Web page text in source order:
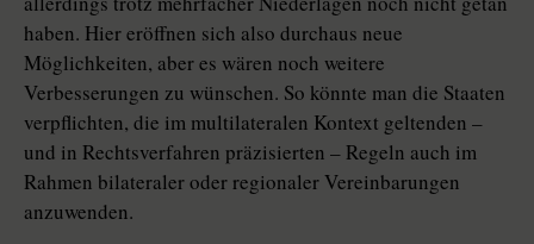
haben. Hier eröffnen sich also durchaus neue
Möglichkeiten, aber es wären noch weitere
Verbesserungen zu wünschen. So könnte man die Staaten
verpflichten, die im multilateralen Kontext geltenden –
und in Rechtsverfahren präzisierten – Regeln auch im
Rahmen bilateraler oder regionaler Vereinbarungen
anzuwenden.